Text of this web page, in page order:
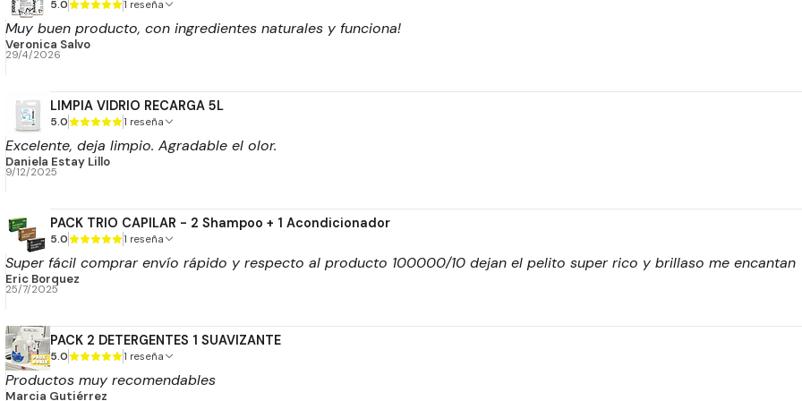
5.0 1 reseña
Muy buen producto, con ingredientes naturales y funciona!
Veronica Salvo
29/4/2026
LIMPIA VIDRIO RECARGA 5L
5.0 1 reseña
Excelente, deja limpio. Agradable el olor.
Daniela Estay Lillo
9/12/2025
PACK TRIO CAPILAR - 2 Shampoo + 1 Acondicionador
5.0 1 reseña
Super fácil comprar envío rápido y respecto al producto 100000/10 dejan el pelito super rico y brillaso me encantan
Eric Borquez
25/7/2025
PACK 2 DETERGENTES 1 SUAVIZANTE
5.0 1 reseña
Productos muy recomendables
Marcia Gutiérrez